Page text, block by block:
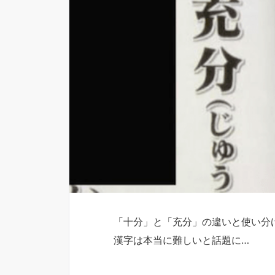
「十分」と「充分」の違いと使い
漢字は本当に難しいと話題に…